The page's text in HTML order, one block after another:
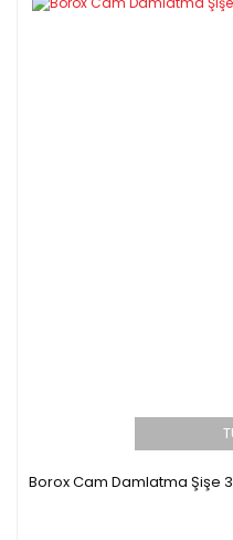
Borox Cam Damlatma Şişe